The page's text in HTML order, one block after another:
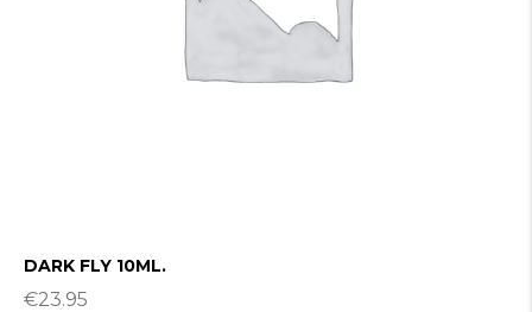
DARK FLY 10ML.
€23.95